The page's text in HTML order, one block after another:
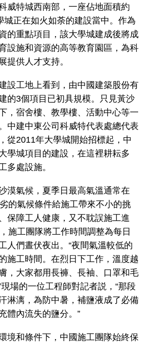
特城西南部，一座佔地面積約
城正在如火如荼的建設當中。作為
的重點項目，該大學城建成後將成
設施和資源的高等教育園區，為科
提供人才支持。
工地上看到，由中國建築股份有
的3個項目已初具規模。只見黃沙
，宿舍樓、教學樓、活動中心等一
中建中東公司科威特代表處總代表
從2011年大學城開始招標起，中
學城項目的建設，在這裡耕耘多
多處設施。
氣候，夏季日最高氣溫通常在
的氣候條件給施工帶來不小的挑
保障工人健康，又不耽誤施工進
施工團隊將工作時間調整為每日
人們晝伏夜出。“夜間氣溫較低的
施工時間。在烈日下工作，溫度越
，大家都用長褲、長袖、口罩和毛
場的一位工程師對記者説，“那段
淋漓，為防中暑，補鹽液成了必備
體內流失的鹽分。”
和條件下，中國施工團隊始終保